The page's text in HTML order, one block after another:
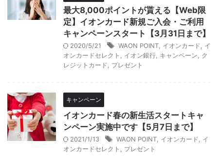
最大8,000ポイントが貰える【Web限
定】イオンカード新規ご入会・ご利用
キャンペーンスタート【3月31日まで】
2020/5/21 WAON POINT イオンカード
イ
オンカードセレクト
イオン銀行 キャンペーン
ク
レジットカード
プレゼント
キャンペーン
イオンカード春の新生活スタートキャ
ンペーン実施中です【5月7日まで】
2021/1/13 WAON POINT イオンカード
イ
オンカードセレクト
プレゼント